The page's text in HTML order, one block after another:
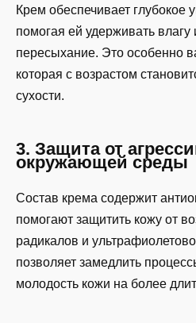
Крем обеспечивает глубокое
помогая ей удерживать
пересыхание. Это особенно
которая с возрастом
сухости.
3. Защита от
окружающей среды
Состав крема содержит
помогают защитить кожу от
радикалов и
позволяет замедлить
молодость кожи на более